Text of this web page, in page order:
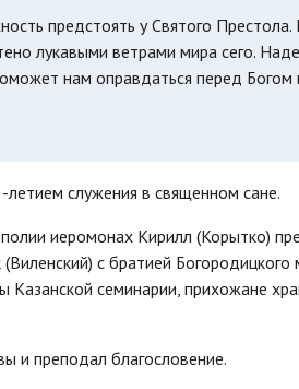
предстоять у Святого
лукавыми ветрами мира сего.
нам оправдаться перед Богом
служения в священном сане.
иеромонах Кирилл (Корытко)
с братией
семинарии, прихожане
и преподал благословение.